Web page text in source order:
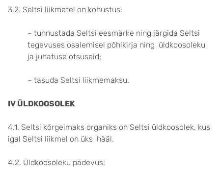
3.2. Seltsi liikmetel on kohustus:
– tunnustada Seltsi eesmärke ning järgida Seltsi
tegevuses osalemisel põhikirja ning üldkoosoleku
ja juhatuse otsuseid;
– tasuda Seltsi liikmemaksu.
IV ÜLDKOOSOLEK
4.1. Seltsi kõrgeimaks organiks on Seltsi üldkoosolek, kus
igal Seltsi liikmel on üks hääl.
4.2. Üldkoosoleku pädevus: